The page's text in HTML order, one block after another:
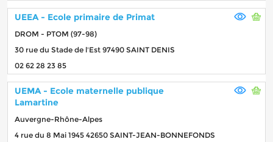
UEEA - Ecole primaire de Primat
DROM - PTOM (97-98)
30 rue du Stade de l'Est 97490 SAINT DENIS
02 62 28 23 85
UEMA - Ecole maternelle publique
Lamartine
Auvergne-Rhône-Alpes
4 rue du 8 Mai 1945 42650 SAINT-JEAN-BONNEFONDS